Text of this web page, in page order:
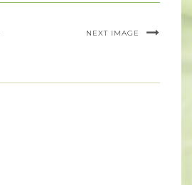
NEXT IMAGE